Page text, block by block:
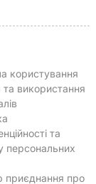
користування
використання
та
персональних
приєднання про